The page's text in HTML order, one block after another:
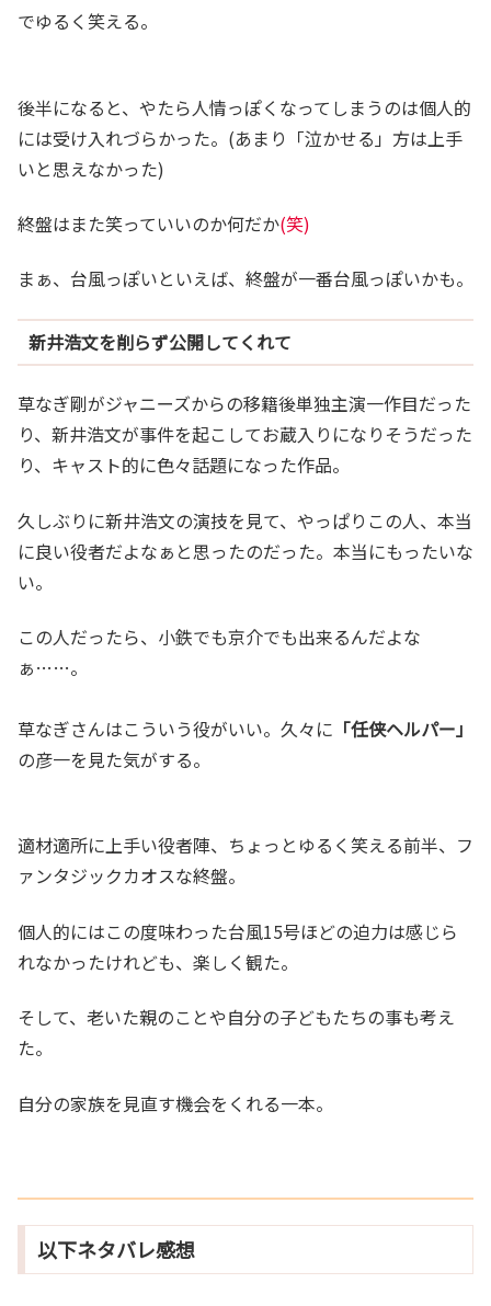
でゆるく笑える。
後半になると、やたら人情っぽくなってしまうのは個人的
には受け入れづらかった。(あまり「泣かせる」方は上手
いと思えなかった)
終盤はまた笑っていいのか何だか(笑)
まぁ、台風っぽいといえば、終盤が一番台風っぽいかも。
新井浩文を削らず公開してくれて
草なぎ剛がジャニーズからの移籍後単独主演一作目だった
り、新井浩文が事件を起こしてお蔵入りになりそうだった
り、キャスト的に色々話題になった作品。
久しぶりに新井浩文の演技を見て、やっぱりこの人、本当
に良い役者だよなぁと思ったのだった。本当にもったいな
い。
この人だったら、小鉄でも京介でも出来るんだよな
ぁ……。
草なぎさんはこういう役がいい。久々に 「任侠ヘルパー」
の彦一を見た気がする。
適材適所に上手い役者陣、ちょっとゆるく笑える前半、フ
ァンタジックカオスな終盤。
個人的にはこの度味わった台風15号ほどの迫力は感じら
れなかったけれども、楽しく観た。
そして、老いた親のことや自分の子どもたちの事も考え
た。
自分の家族を見直す機会をくれる一本。
以下ネタバレ感想